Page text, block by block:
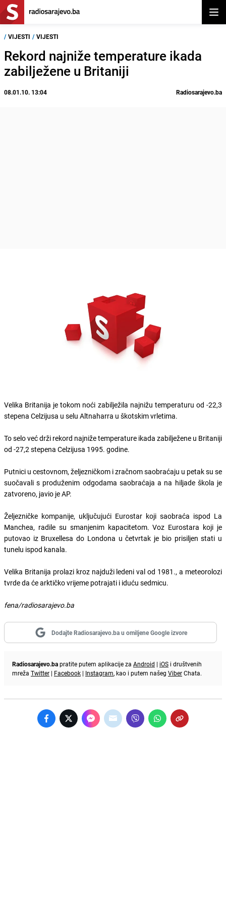
/ VIJESTI / VIJESTI
Rekord najniže temperature ikada
zabilježene u Britaniji
08.01.10. 13:04 Radiosarajevo.ba
Velika Britanija je tokom noći zabilježila najnižu temperaturu od -22,3
stepena Celzijusa u selu Altnaharra u škotskim vrletima.
To selo već drži rekord najniže temperature ikada zabilježene u Britaniji
od -27,2 stepena Celzijusa 1995. godine.
Putnici u cestovnom, željezničkom i zračnom saobraćaju u petak su se
suočavali s produženim odgodama saobraćaja a na hiljade škola je
zatvoreno, javio je AP.
Željezničke kompanije, uključujući Eurostar koji saobraća ispod La
Manchea, radile su smanjenim kapacitetom. Voz Eurostara koji je
putovao iz Bruxellesa do Londona u četvrtak je bio prisiljen stati u
tunelu ispod kanala.
Velika Britanija prolazi kroz najduži ledeni val od 1981., a meteorolozi
tvrde da će arktičko vrijeme potrajati i iduću sedmicu.
fena/radiosarajevo.ba
Dodajte Radiosarajevo.ba u omiljene Google izvore
Radiosarajevo.bapratite putem aplikacije za Android | iOS i društvenih
mreža Twitter | Facebook | Instagram, kao i putem našeg ViberChata.